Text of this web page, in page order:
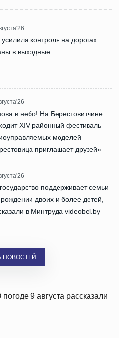
контроль на дорогах
в выходные
в небо! На Берестовитчине
XIV районный фестиваль
моделей
приглашает друзей»
поддерживает семьи
двоих и более детей,
в Минтруда videobel.by
НОВОСТЕЙ
9 августа рассказали